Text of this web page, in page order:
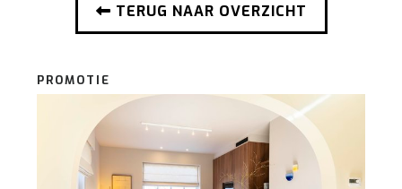
TERUG NAAR OVERZICHT
PROMOTIE